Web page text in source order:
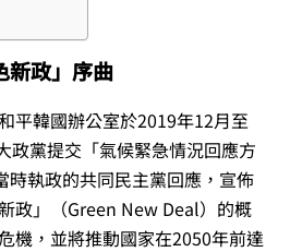
新政」序曲
平韓國辦公室於2019年12月至
政黨提交「氣候緊急情況回應方
時執政的共同民主黨回應，宣佈
政」（Green New Deal）的概
機，並將推動國家在2050年前達